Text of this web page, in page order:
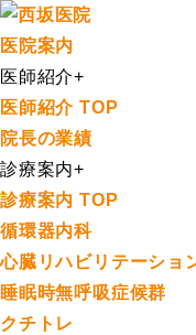
医院案内
医師紹介+
医師紹介 TOP
院長の業績
診療案内+
診療案内 TOP
循環器内科
心臓リハビリテーショ
睡眠時無呼吸症候群
クチトレ